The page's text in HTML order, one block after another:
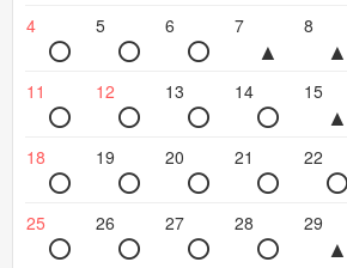
4 5 6 7 8
11 12 13 14 15
18 19 20 21 22
25 26 27 28 29